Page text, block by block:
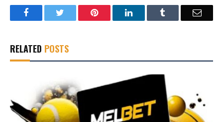
Facebook Pinterest LinkedIn Email
RELATED POSTS